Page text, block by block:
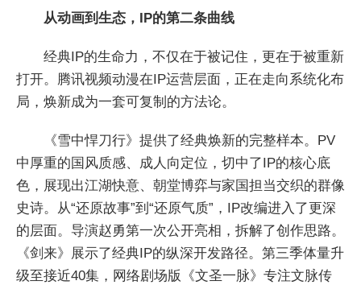
从动画到生态，IP的第二条曲线
经典IP的生命力，不仅在于被记住，更在于被重新
打开。腾讯视频动漫在IP运营层面，正在走向系统化布
局，焕新成为一套可复制的方法论。
《雪中悍刀行》提供了经典焕新的完整样本。PV
中厚重的国风质感、成人向定位，切中了IP的核心底
色，展现出江湖快意、朝堂博弈与家国担当交织的群像
史诗。从“还原故事”到“还原气质”，IP改编进入了更深
的层面。导演赵勇第一次公开亮相，拆解了创作思路。
《剑来》展示了经典IP的纵深开发路径。第三季体量升
级至接近40集，网络剧场版《文圣一脉》专注文脉传